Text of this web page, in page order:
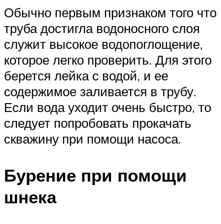
Обычно первым признаком того что
труба достигла водоносного слоя
служит высокое водопоглощение,
которое легко проверить. Для этого
берется лейка с водой, и ее
содержимое заливается в трубу.
Если вода уходит очень быстро, то
следует попробовать прокачать
скважину при помощи насоса.
Бурение при помощи
шнека